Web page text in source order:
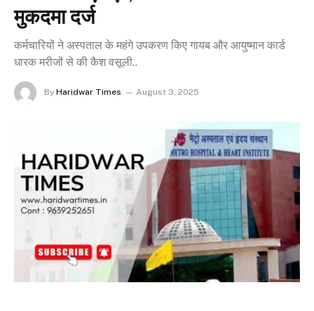
मुकदमा दर्ज
कर्मचारियों ने अस्पताल के महंगे उपकरण किए गायब और आयुष्मान कार्ड
धारक मरीजों से की कैश वसूली..
By Haridwar Times August 3, 2025